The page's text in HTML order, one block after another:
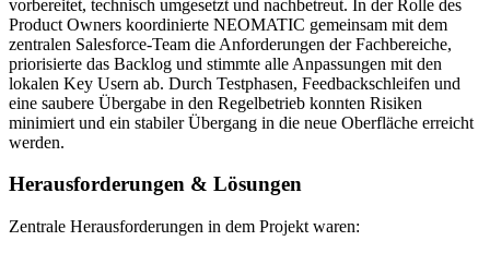
vorbereitet, technisch umgesetzt und nachbetreut. In der Rolle des
Product Owners koordinierte NEOMATIC gemeinsam mit dem
zentralen Salesforce-Team die Anforderungen der Fachbereiche,
priorisierte das Backlog und stimmte alle Anpassungen mit den
lokalen Key Usern ab. Durch Testphasen, Feedbackschleifen und
eine saubere Übergabe in den Regelbetrieb konnten Risiken
minimiert und ein stabiler Übergang in die neue Oberfläche erreicht
werden.
Herausforderungen & Lösungen
Zentrale Herausforderungen in dem Projekt waren: